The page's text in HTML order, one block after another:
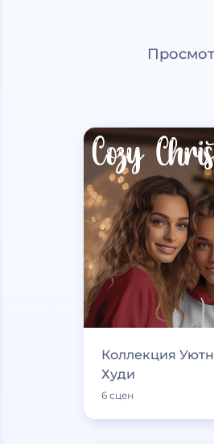
Коллекция
Худи
6 сцен